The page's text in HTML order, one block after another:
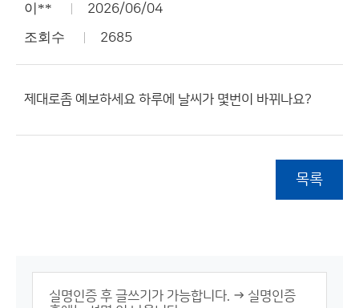
이** 2026/06/04
조회수 2685
제대로좀 예보하세요 하루에 날씨가 몇번이 바뀌나요?
목록